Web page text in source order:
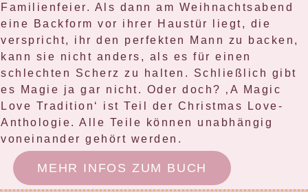
Familienfeier. Als dann am Weihnachtsabend
eine Backform vor ihrer Haustür liegt, die
verspricht, ihr den perfekten Mann zu backen,
kann sie nicht anders, als es für einen
schlechten Scherz zu halten. Schließlich gibt
es Magie ja gar nicht. Oder doch? ‚A Magic
Love Tradition‘ ist Teil der Christmas Love-
Anthologie. Alle Teile können unabhängig
voneinander gehört werden.
MEHR INFOS ZUM BUCH